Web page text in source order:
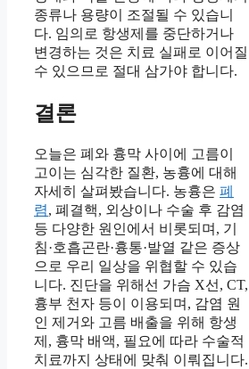
종류나 용량이 조절될 수 있습니
다. 임의로 항생제를 중단하거나
변경하는 것은 치료 실패로 이어질
수 있으므로 절대 삼가야 합니다.
결론
오늘은 폐와 흉막 사이에 고름이
고이는 심각한 질환, 농흉에 대해
자세히 살펴봤습니다. 농흉은 폐
렴, 폐결핵, 외상이나 수술 후 감염
등 다양한 원인에서 비롯되며, 기
침·호흡곤란·흉통·발열 같은 증상
으로 우리 일상을 위협할 수 있습
니다. 진단을 위해선 가슴 X선, CT,
흉부 천자 등이 이용되며, 감염 원
인 제거와 고름 배출을 위해 항생
제, 흉막 배액, 필요에 따라 수술적
치료까지 상태에 맞춰 이뤄집니다.